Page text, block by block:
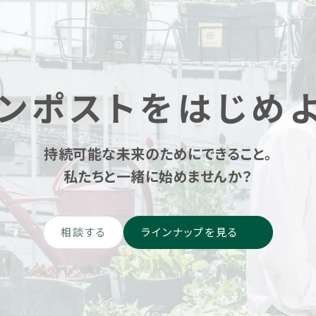
ポストをはじめ
持続可能な未来のためにできること。
私たちと一緒に始めませんか？
相談する ラインナップを見る